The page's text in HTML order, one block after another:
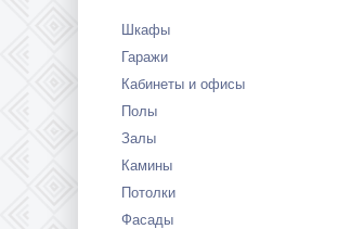
Шкафы
Гаражи
Кабинеты и офисы
Полы
Залы
Камины
Потолки
Фасады